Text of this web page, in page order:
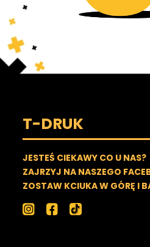
T-DRUK
JESTEŚ CIEKAWY CO U NAS?
ZAJRZYJ NA NASZEGO
ZOSTAW KCIUKA W GÓRĘ I